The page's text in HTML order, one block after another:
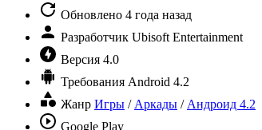
Обновлено 4 года назад
Разработчик Ubisoft Entertainment
Версия 4.0
Требования Android 4.2
Жанр Игры / Аркады / Андроид 4.2
Google Play